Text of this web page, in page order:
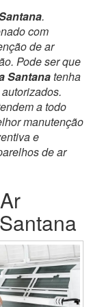
.
com
de ar
Pode ser que
Santanatenha
a todo
manutenção
e
de ar